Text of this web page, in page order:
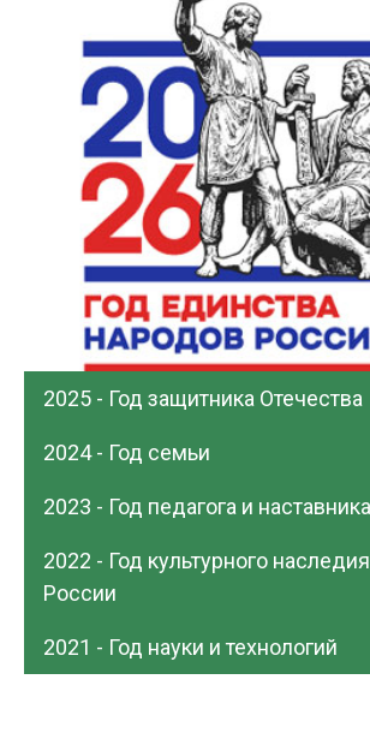
2025 - Год защитника Отечества
2024 - Год семьи
2023 - Год педагога и наставника
2022 - Год культурного
России
2021 - Год науки и технологий